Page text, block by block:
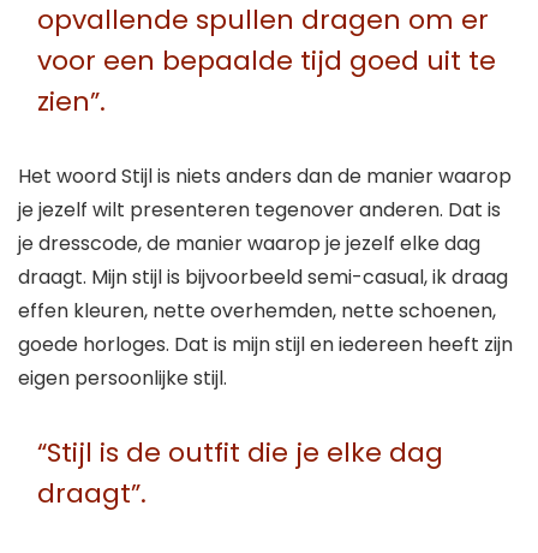
opvallende spullen dragen om er
voor een bepaalde tijd goed uit te
zien”.
Het woord Stijl is niets anders dan de manier waarop
je jezelf wilt presenteren tegenover anderen. Dat is
je dresscode, de manier waarop je jezelf elke dag
draagt. Mijn stijl is bijvoorbeeld semi-casual, ik draag
effen kleuren, nette overhemden, nette schoenen,
goede horloges. Dat is mijn stijl en iedereen heeft zijn
eigen persoonlijke stijl.
“Stijl is de outfit die je elke dag
draagt”.